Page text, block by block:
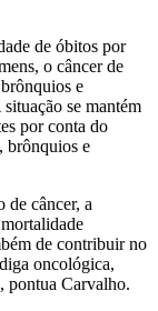
de óbitos por
o câncer de
e
se mantém
por conta do
brônquios e
de câncer, a
de contribuir no
oncológica,
pontua Carvalho.